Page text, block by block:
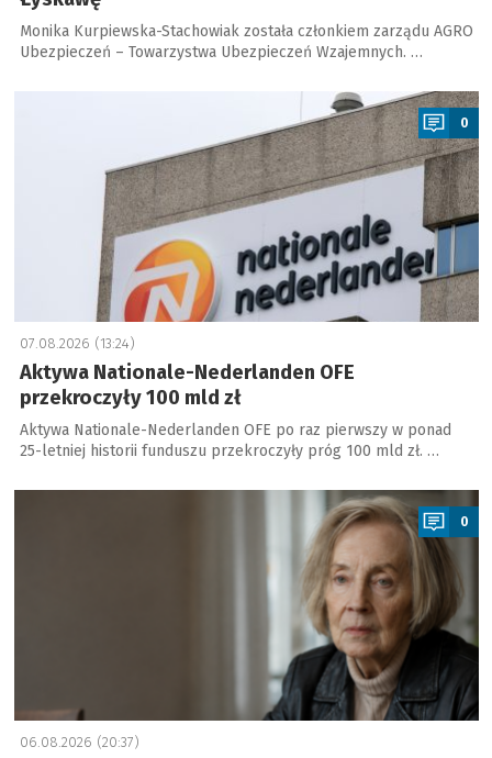
Monika Kurpiewska-Stachowiak została członkiem zarządu AGRO
Ubezpieczeń – Towarzystwa Ubezpieczeń Wzajemnych. …
0
07.08.2026 (13:24)
Aktywa Nationale-Nederlanden OFE
przekroczyły 100 mld zł
Aktywa Nationale-Nederlanden OFE po raz pierwszy w ponad
25-letniej historii funduszu przekroczyły próg 100 mld zł. …
a
0
06.08.2026 (20:37)